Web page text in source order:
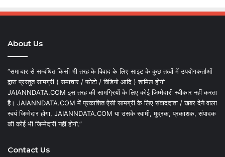
About Us
“समाचार से सम्बंधित किसी भी तरह के विवाद के लिए साइट के कुछ तत्वों में उपयोगकर्ताओं
द्वारा प्रस्तुत सामग्री ( समाचार / फोटो / विडियो आदि ) शामिल होगी
JAIANNDATA.COM इस तरह की सामग्रियों के लिए कोई जिम्मेदारी स्वीकार नहीं करता
है। JAIANNDATA.COM में प्रकाशित ऐसी सामग्री के लिए संवाददाता / खबर देने वाला
स्वयं जिम्मेदार होगा, JAIANNDATA.COM या उसके स्वामी, मुद्रक, प्रकाशक, संपादक
की कोई भी जिम्मेदारी नहीं होगी.”
Contact Us